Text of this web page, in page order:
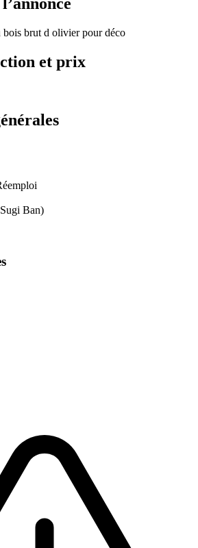
brut d olivier pour déco
et prix
Ban)